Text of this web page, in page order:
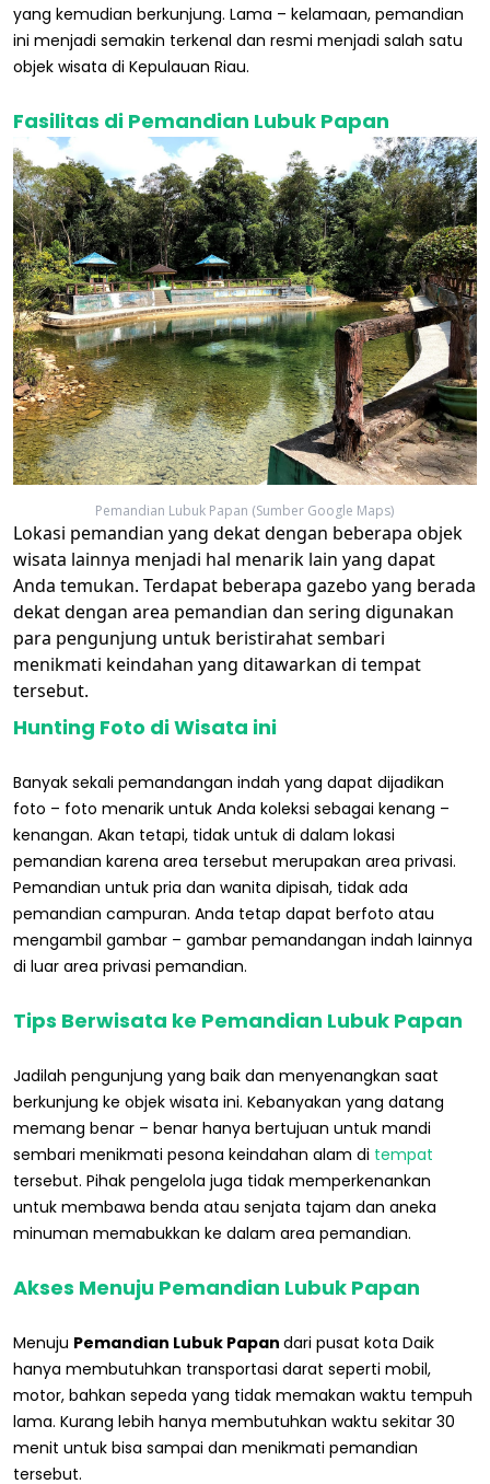
yang kemudian berkunjung. Lama – kelamaan, pemandian
ini menjadi semakin terkenal dan resmi menjadi salah satu
objek wisata di Kepulauan Riau.
Fasilitas di Pemandian Lubuk Papan
Pemandian Lubuk Papan (Sumber Google Maps)
Lokasi pemandian yang dekat dengan beberapa objek
wisata lainnya menjadi hal menarik lain yang dapat
Anda temukan. Terdapat beberapa gazebo yang berada
dekat dengan area pemandian dan sering digunakan
para pengunjung untuk beristirahat sembari
menikmati keindahan yang ditawarkan di tempat
tersebut.
Hunting Foto di Wisata ini
Banyak sekali pemandangan indah yang dapat dijadikan
foto – foto menarik untuk Anda koleksi sebagai kenang –
kenangan. Akan tetapi, tidak untuk di dalam lokasi
pemandian karena area tersebut merupakan area privasi.
Pemandian untuk pria dan wanita dipisah, tidak ada
pemandian campuran. Anda tetap dapat berfoto atau
mengambil gambar – gambar pemandangan indah lainnya
di luar area privasi pemandian.
Tips Berwisata ke Pemandian Lubuk Papan
Jadilah pengunjung yang baik dan menyenangkan saat
berkunjung ke objek wisata ini. Kebanyakan yang datang
memang benar – benar hanya bertujuan untuk mandi
sembari menikmati pesona keindahan alam di tempat
tersebut. Pihak pengelola juga tidak memperkenankan
untuk membawa benda atau senjata tajam dan aneka
minuman memabukkan ke dalam area pemandian.
Akses Menuju Pemandian Lubuk Papan
Menuju Pemandian Lubuk Papan dari pusat kota Daik
hanya membutuhkan transportasi darat seperti mobil,
motor, bahkan sepeda yang tidak memakan waktu tempuh
lama. Kurang lebih hanya membutuhkan waktu sekitar 30
menit untuk bisa sampai dan menikmati pemandian
tersebut.